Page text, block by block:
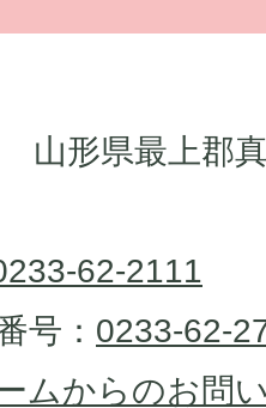
山形県最上郡
62-2111
号： 0233-62-
ムからのお問